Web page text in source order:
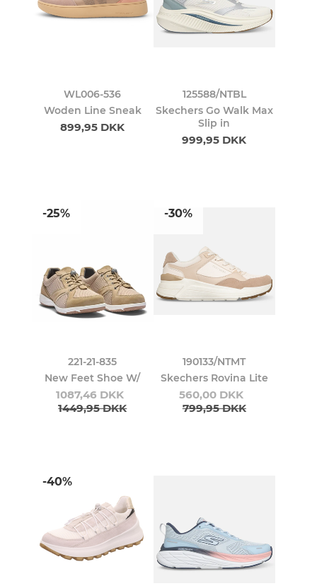
WL006-536
Woden Line Sneak
899,95 DKK
125588/NTBL
Skechers Go Walk Max
Slip in
999,95 DKK
-25%
221-21-835
New Feet Shoe W/
1087,46 DKK
1449,95 DKK
-30%
190133/NTMT
Skechers Rovina Lite
560,00 DKK
799,95 DKK
-40%